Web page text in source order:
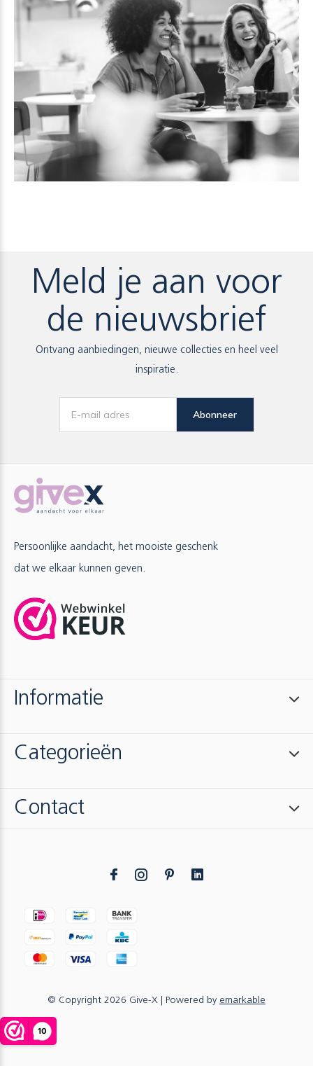
Meld je aan voor
de nieuwsbrief
Ontvang aanbiedingen, nieuwe collecties en heel veel
inspiratie.
Abonneer
Persoonlijke aandacht, het mooiste geschenk
dat we elkaar kunnen geven.
Informatie
Categorieën
Contact
© Copyright 2026 Give-X | Powered by emarkable